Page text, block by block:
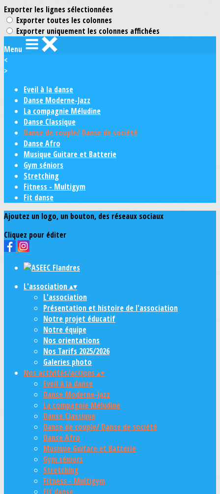
Exporter les lignes sélectionnées
Exporter toutes les colonnes
Exporter uniquement les colonnes affichées
Menu
<
>
Eveil à la danse
Danse Moderne-Jazz
La compagnie Méludine
Danse Classique
Danse de couple/ Danse de société
Danse Afro
Musique Guitare et Batterie
Gym séniors
Stretching
Fitness - Multigym
Fit danse
Ajoutez un logo, un bouton, des réseaux sociaux
Cliquez pour éditer
L'association▴▾
L'association
Présentation et histoire de l'association
Notre projet éducatif
Notre équipe
Nos orientations
Nos Tarifs 2025/2026
Galeries photo
Nos activités/actions ▴▾
Eveil à la danse
Danse Moderne-Jazz
La compagnie Méludine
Danse Classique
Danse de couple/ Danse de société
Danse Afro
Musique Guitare et Batterie
Gym séniors
Stretching
Fitness - Multigym
Fit danse